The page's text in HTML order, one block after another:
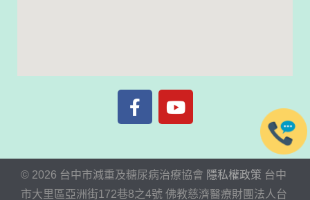
© 2026 台中市減重及糖尿病治療協會 隱私權政策 台中
市大里區亞洲街172巷8之4號 佛教慈濟醫療財團法人台